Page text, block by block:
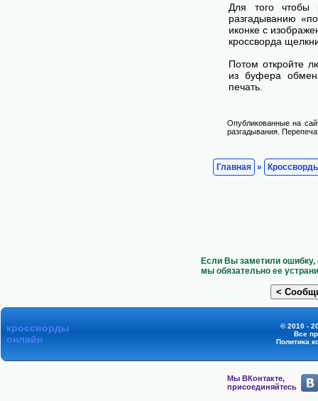
Для того чтобы
разгадыванию
иконке с
кроссворда
Потом откройте
из буфера
печать.
Опубликованные на
разгадывания.
Главная »
Если Вы заметили
мы обязательно ее
кроссворды
онлайн
© 2010 -
Все
Политика
Мы ВКонтакте,
присоединяйтесь